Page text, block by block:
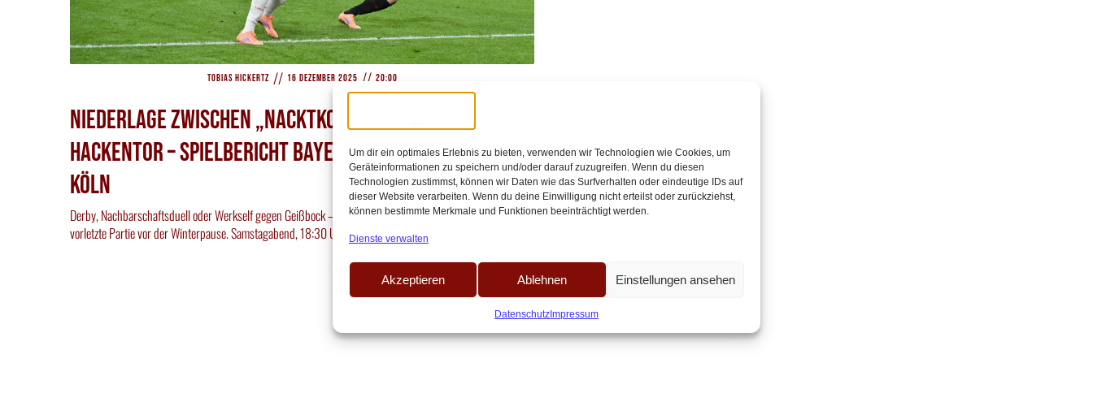
Um dir ein optimales Erlebnis zu bieten, verwenden wir Technologien wie Cookies, um
Geräteinformationen zu speichern und/oder darauf zuzugreifen. Wenn du diesen
Technologien zustimmst, können wir Daten wie das Surfverhalten oder eindeutige IDs auf
dieser Website verarbeiten. Wenn du deine Einwilligung nicht erteilst oder zurückziehst,
können bestimmte Merkmale und Funktionen beeinträchtigt werden.
Dienste verwalten
Akzeptieren Ablehnen Einstellungen ansehen
DatenschutzImpressum
Tobias Hickertz // 16 Dezember 2025 // 20:00
Niederlage zwischen „Nacktkontrollen“ und
Hackentor – Spielbericht Bayer Leverkusen – 1.FC
Köln
Derby, Nachbarschaftsduell oder Werkself gegen Geißbock – mit einem Topspiel geht der FC in die
vorletzte Partie vor der Winterpause. Samstagabend, 18:30 Uhr, Flutlicht –[…]